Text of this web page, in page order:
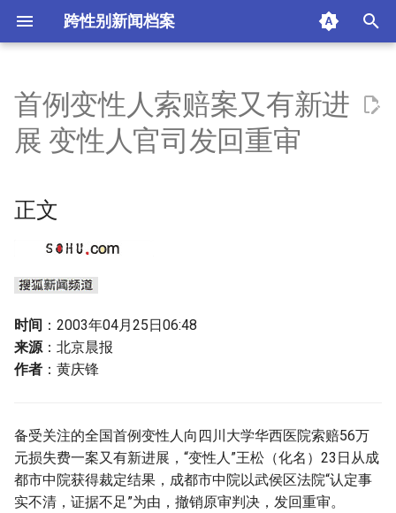
跨性别新闻档案
t
a
i
i
n
s
e
a
正文
附加信息 [Processed Page
首例变性人索赔案又有新进
展 变性人官司发回重审
正文
时间 ：2003年04月25日06:48
来源：北京晨报
作者 ：黄庆锋
备受关注的全国首例变性人向四川大学华西医院索赔56万
元损失费一案又有新进展，“变性人”王松（化名）23日从成
都市中院获得裁定结果，成都市中院以武侯区法院“认定事
实不清，证据不足”为由，撤销原审判决，发回重审。